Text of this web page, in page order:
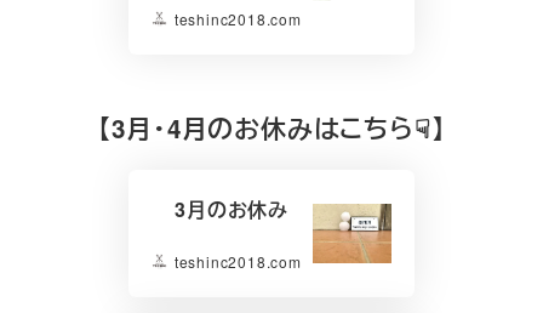
teshinc2018.com
【3月・4月のお休みはこちら☟】
3月のお休み
teshinc2018.com